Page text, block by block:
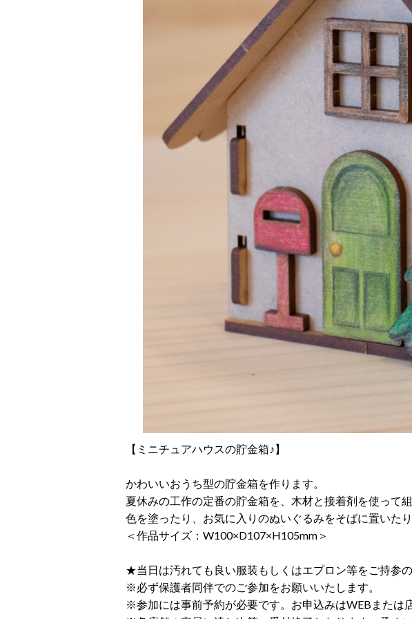
【ミニチュアハウスの貯金箱♪】
かわいいおうち型の貯金箱を作ります。
夏休みの工作の定番の貯金箱を、木材と接着剤を使って組
色を塗ったり、お気に入りのぬいぐるみをそばに置いた
＜作品サイズ：W100×D107×H105mm＞
★当日は汚れても良い服装もしくはエプロン等をご持参の
※必ず保護者同伴でのご参加をお願いいたします。
※参加には事前予約が必要です。お申込みはWEBまたは